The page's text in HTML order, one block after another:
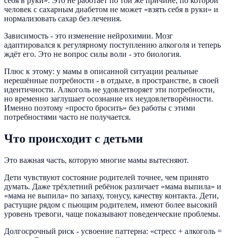
человек с сахарным диабетом не может «взять себя в руки» и
нормализовать сахар без лечения.
Зависимость - это изменение нейрохимии. Мозг
адаптировался к регулярному поступлению алкоголя и теперь
ждёт его. Это не вопрос силы воли - это биология.
Плюс к этому: у мамы в описанной ситуации реальные
нерешённые потребности - в отдыхе, в пространстве, в своей
идентичности. Алкоголь не удовлетворяет эти потребности,
но временно заглушает осознание их неудовлетворённости.
Именно поэтому «просто бросить» без работы с этими
потребностями часто не получается.
Что происходит с детьми
Это важная часть, которую многие мамы вытесняют.
Дети чувствуют состояние родителей точнее, чем принято
думать. Даже трёхлетний ребёнок различает «мама выпила» и
«мама не выпила» по запаху, тонусу, качеству контакта. Дети,
растущие рядом с пьющим родителем, имеют более высокий
уровень тревоги, чаще показывают поведенческие проблемы.
Долгосрочный риск - усвоение паттерна: «стресс + алкоголь =